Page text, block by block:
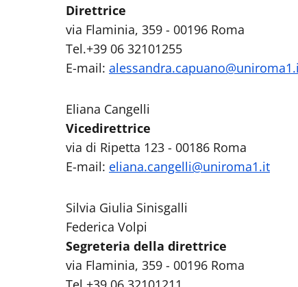
Direttrice
via Flaminia, 359 - 00196 Roma
Tel.+39 06 32101255
E-mail:
Eliana Cangelli
Vicedirettrice
via di Ripetta 123 - 00186 Roma
E-mail: eliana.cangelli@uniroma1.it
Silvia Giulia Sinisgalli
Federica Volpi
Segreteria della direttrice
via Flaminia, 359 - 00196 Roma